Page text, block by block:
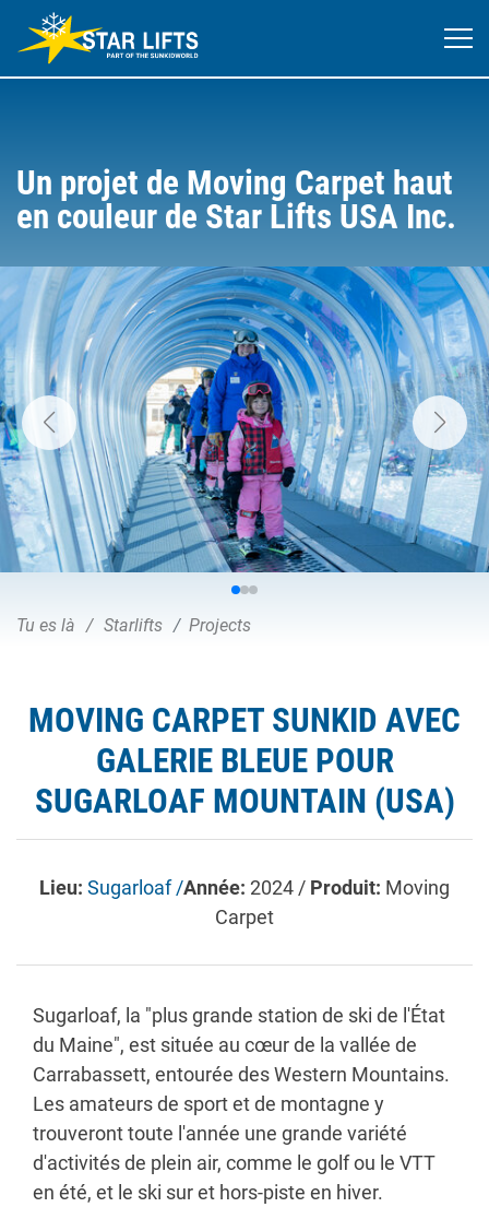
Un projet de Moving Carpet haut
en couleur de Star Lifts USA Inc.
Tu es là Starlifts Projects
MOVING CARPET SUNKID AVEC
GALERIE BLEUE POUR
SUGARLOAF MOUNTAIN (USA)
Lieu: Sugarloaf /Année: 2024 / Produit: Moving
Carpet
Sugarloaf, la "plus grande station de ski de l'État
du Maine", est située au cœur de la vallée de
Carrabassett, entourée des Western Mountains.
Les amateurs de sport et de montagne y
trouveront toute l'année une grande variété
d'activités de plein air, comme le golf ou le VTT
en été, et le ski sur et hors-piste en hiver.